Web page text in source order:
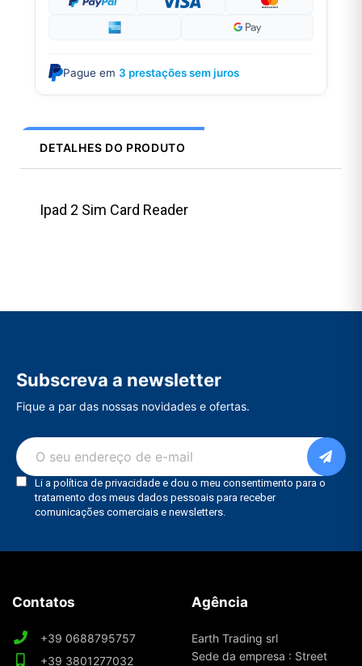
Pague em 3 prestações sem juros
DETALHES DO PRODUTO
Ipad 2 Sim Card Reader
Subscreva a newsletter
Fique a par das nossas novidades e ofertas.
Contatos
+39 0688795757
+39 3801277032
Agência
Earth Trading srl
Sede da empresa : Street